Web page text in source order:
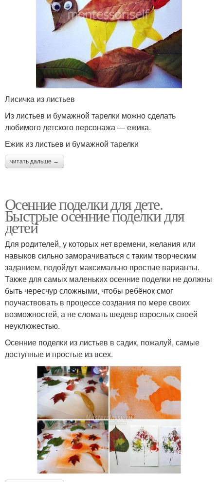
Лисичка из листьев
Из листьев и бумажной тарелки можно сделать
любимого детского персонажа — ежика.
Ежик из листьев и бумажной тарелки
читать дальше →
Осенние поделки для дете.
Быстрые осенние поделки для
детей
Для родителей, у которых нет времени, желания или
навыков сильно заморачиваться с таким творческим
заданием, подойдут максимально простые варианты.
Также для самых маленьких осенние поделки не должны
быть чересчур сложными, чтобы ребёнок смог
поучаствовать в процессе создания по мере своих
возможностей, а не сломать шедевр взрослых своей
неуклюжестью.
Осенние поделки из листьев в садик, пожалуй, самые
доступные и простые из всех.